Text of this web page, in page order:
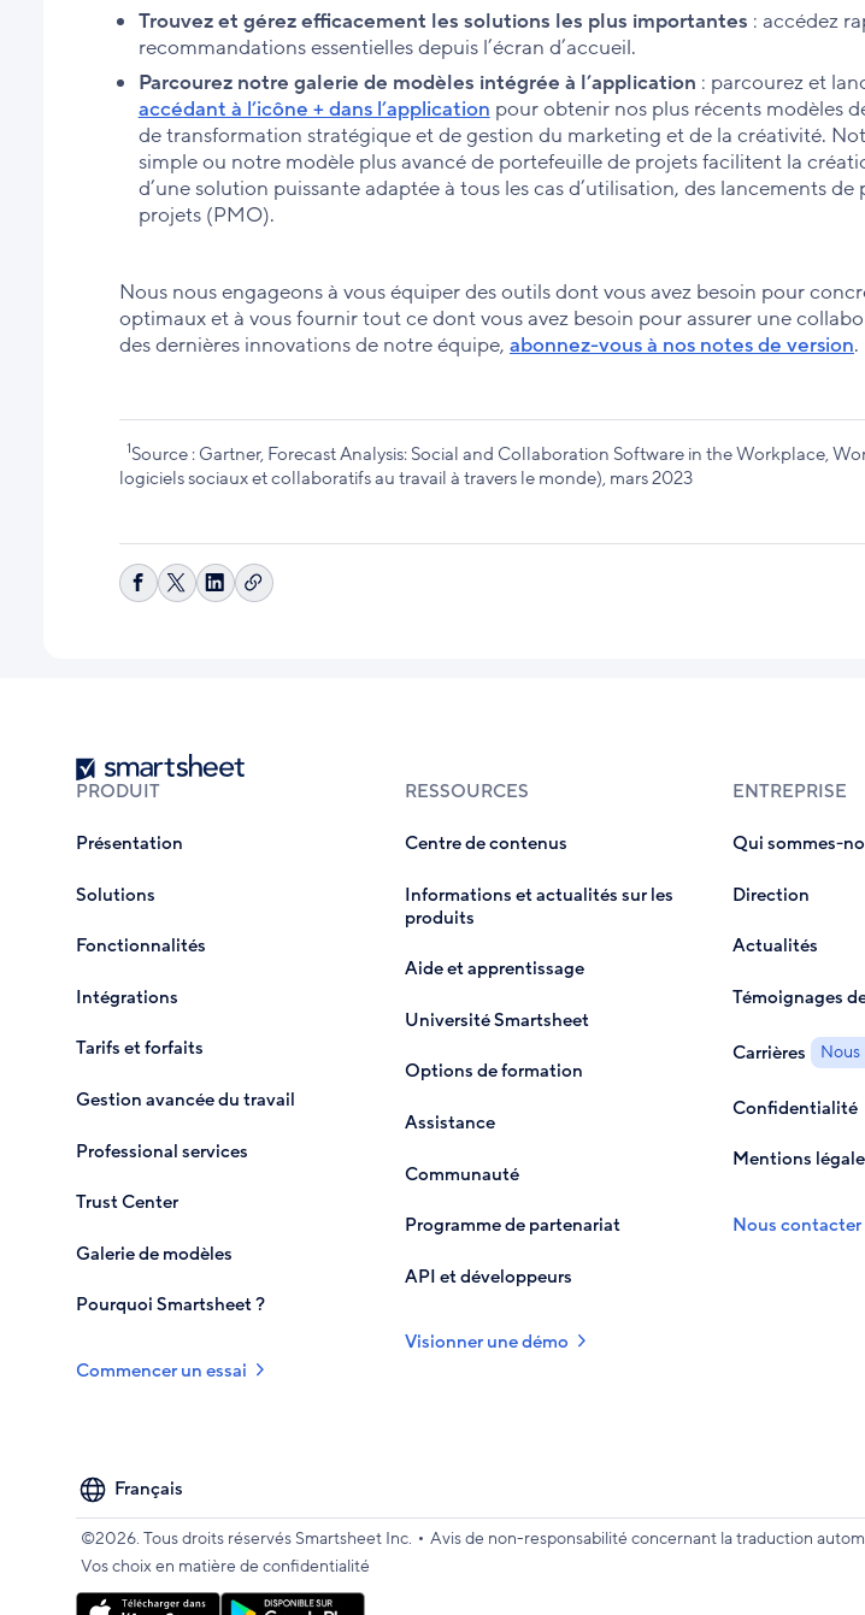
Trouvez et gérez efficacement les solutions les plus importantes : accédez
recommandations essentielles depuis l’écran d’accueil.
Parcourez notre galerie de modèles intégrée à l’application : parcourez et
accédant à l’icône + dans l’application pour obtenir nos plus récents modèles
de transformation stratégique et de gestion du marketing et de la créativité.
simple ou notre modèle plus avancé de portefeuille de projets facilitent la
d’une solution puissante adaptée à tous les cas d’utilisation, des lancements
projets (PMO).
Nous nous engageons à vous équiper des outils dont vous avez besoin pour
optimaux et à vous fournir tout ce dont vous avez besoin pour assurer une
des dernières innovations de notre équipe, abonnez-vous à nos notes de version.
1Source : Gartner, Forecast Analysis: Social and Collaboration Software in the Workplace,
logiciels sociaux et collaboratifs au travail à travers le monde), mars 2023
Partager
SharePartagerCopier
Smartsheet
PRODUIT
Présentation
Solutions
Fonctionnalités
Intégrations
Tarifs et forfaits
Gestion avancée du travail
Professional services
Trust Center
Galerie de modèles
Pourquoi Smartsheet ?
Commencer un essai
RESSOURCES
Centre de contenus
Informations et actualités sur les
produits
Aide et apprentissage
Université Smartsheet
Options de formation
Assistance
Communauté
Programme de partenariat
API et développeurs
Visionner une démo
ENTREPRISE
Qui sommes-
Direction
Actualités
Témoignages
Carrières Nous
Confidentialité
Mentions
Nous contacter
Select
your
language
©2026. Tous droits réservés Smartsheet Inc. • Avis de non-responsabilité concernant la traduction
Vos choix en matière de confidentialité